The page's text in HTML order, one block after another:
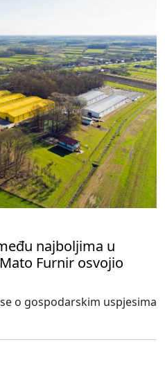
najboljima u
Furnir osvojio
se o gospodarskim uspjesima